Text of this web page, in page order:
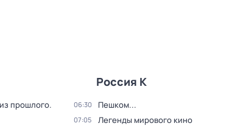
прошлого.
Россия К
06:30 Пешком...
07:05 Легенды мирового кино